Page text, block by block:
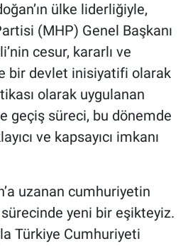
ülke liderliğiyle,
(MHP) Genel Başkanı
cesur, kararlı ve
bir devlet inisiyatifi olarak
olarak uygulanan
geçiş süreci, bu dönemde
ve kapsayıcı imkanı
uzanan cumhuriyetin
yeni bir eşikteyiz.
Türkiye Cumhuriyeti